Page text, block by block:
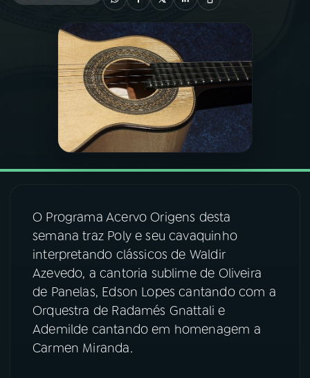
PROGRAMAS
PODCASTS
VIDEOCASTS
ACOMPANHE A RÁDIO NACIONAL
YouTube Facebook
Instagram X
TikTok
O Programa Acervo Origens desta
semana traz Poly e seu cavaquinho
interpretando clássicos de Waldir
Azevedo, a cantoria sublime de Oliveira
de Panelas, Edson Lopes cantando com a
Orquestra de Radamés Gnattali e
Ademilde cantando em homenagem a
Carmen Miranda.